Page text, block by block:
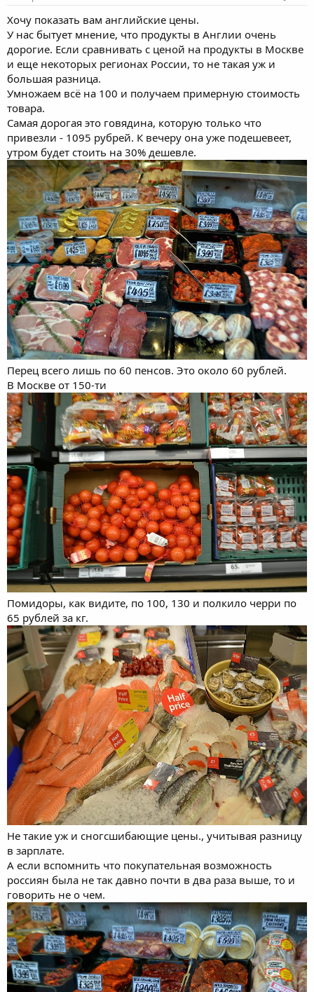
Хочу показать вам английские цены.
У нас бытует мнение, что продукты в Англии очень
дорогие. Если сравнивать с ценой на продукты в Москве
и еще некоторых регионах России, то не такая уж и
большая разница.
Умножаем всё на 100 и получаем примерную стоимость
товара.
Самая дорогая это говядина, которую только что
привезли - 1095 рубрей. К вечеру она уже подешевеет,
утром будет стоить на 30% дешевле.
Перец всего лишь по 60 пенсов. Это около 60 рублей.
В Москве от 150-ти
Помидоры, как видите, по 100, 130 и полкило черри по
65 рублей за кг.
Не такие уж и сногсшибающие цены., учитывая разницу
в зарплате.
А если вспомнить что покупательная возможность
россиян была не так давно почти в два раза выше, то и
говорить не о чем.